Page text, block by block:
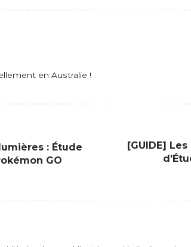
en Australie !
: Étude
GO
[GUIDE]